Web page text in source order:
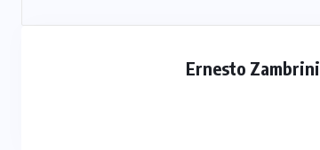
Ernesto Zambrini